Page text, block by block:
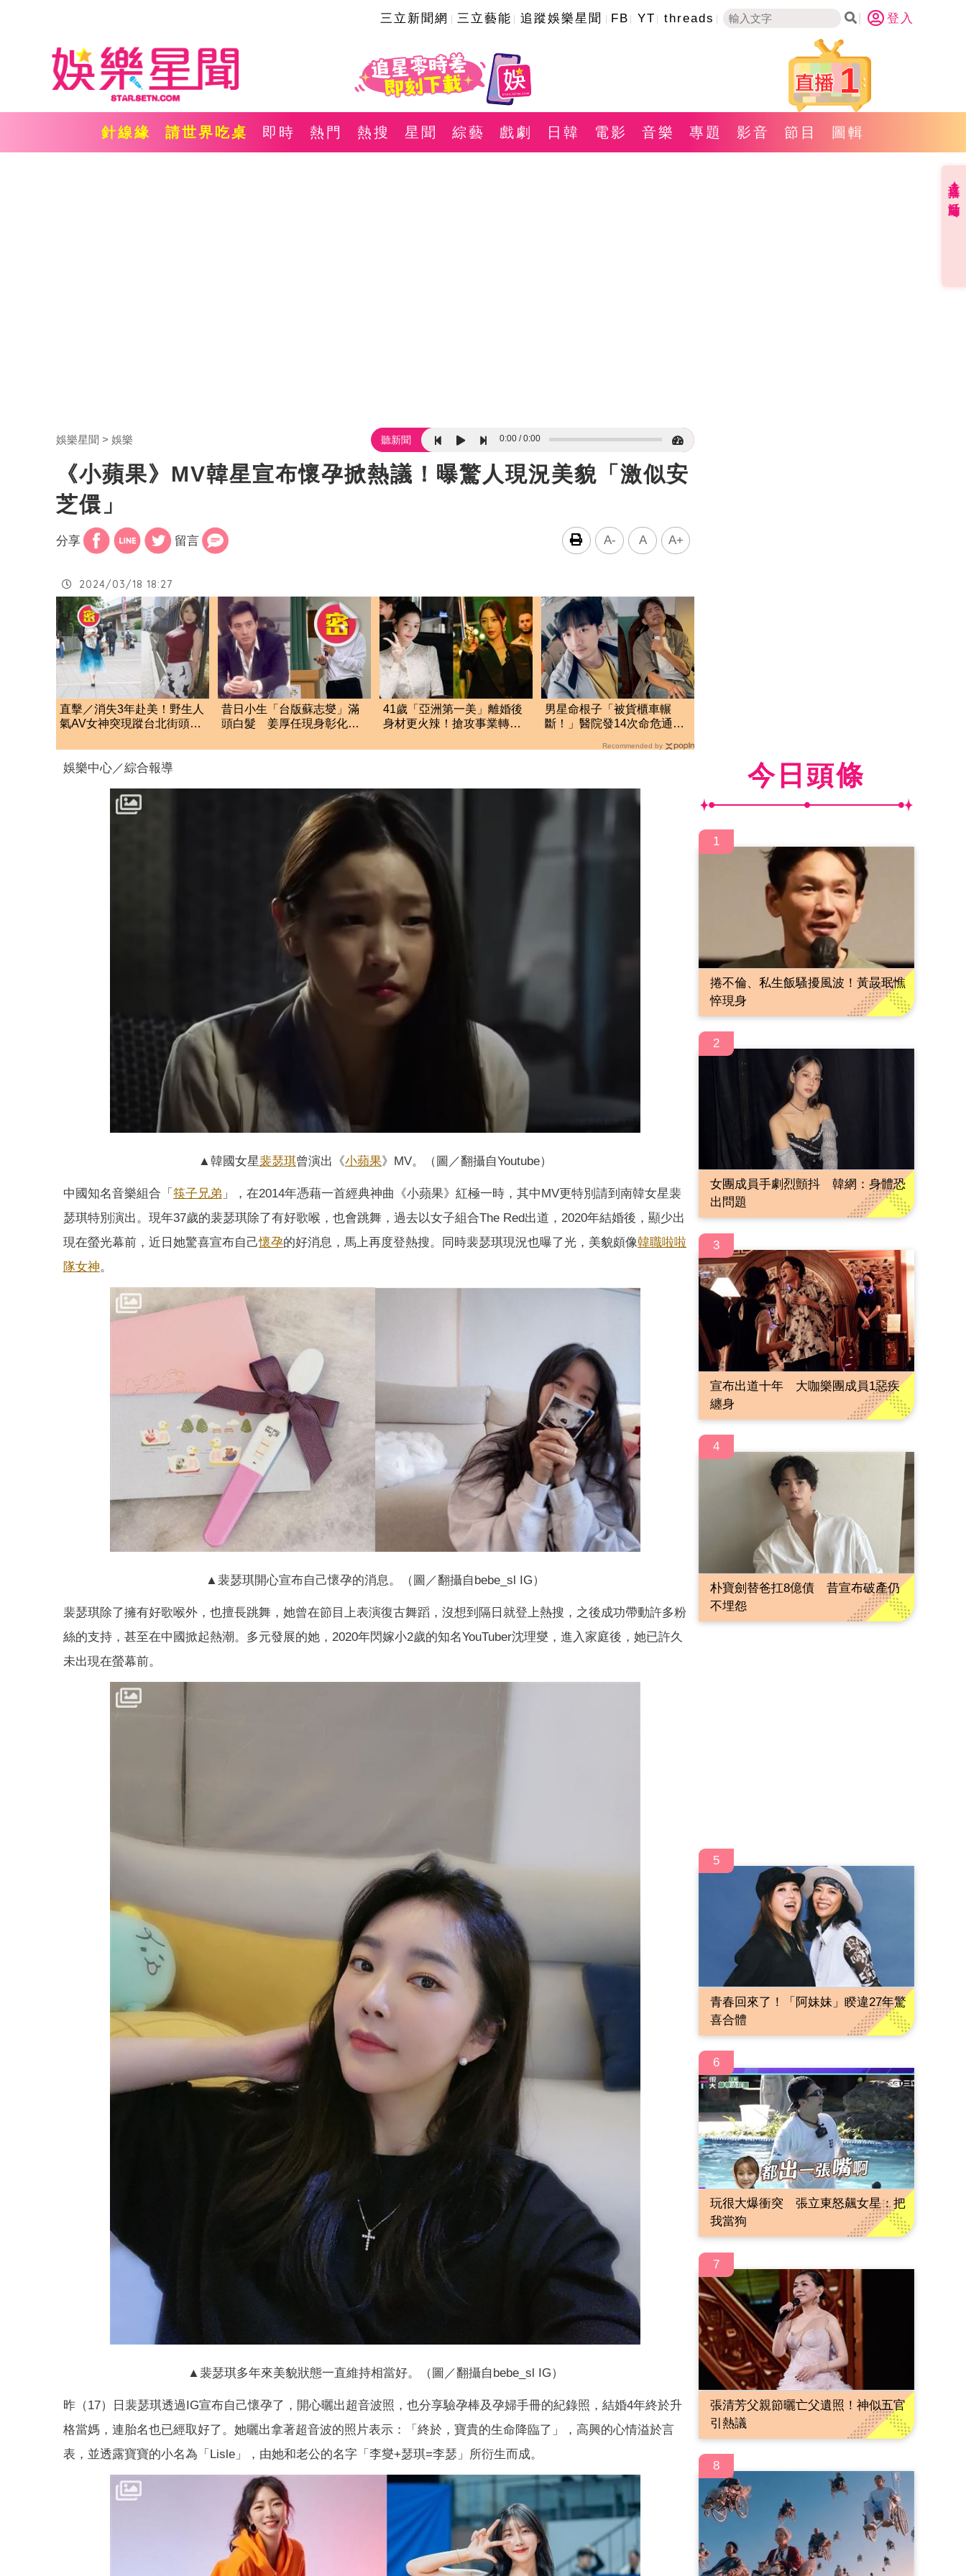
三立新聞網 三立藝能 追蹤娛樂星聞 FB YT threads 登入
1
針線緣 請世界吃桌 即時 熱門 熱搜 星聞 綜藝 戲劇 日韓 電影 音樂 專題 影音 節目 圖輯
娛樂星聞 娛樂 聽新聞 0:00 0:00
《小蘋果》MV韓星宣布懷孕掀熱議！曝驚人現況美貌「激似安
芝儇」
分享 留言 A- A A+
2024/03/18 18:27
直擊／消失3年赴美！野生人
氣AV女神突現蹤台北街頭
昔日小生「台版蘇志燮」滿
頭白髮 姜厚任現身彰化地
41歲「亞洲第一美」離婚後
身材更火辣！搶攻事業轉戰
男星命根子「被貨櫃車輾
斷！」醫院發14次命危通
Recommended by
娛樂中心／綜合報導
▲韓國女星裴瑟琪曾演出《小蘋果》MV。（圖／翻攝自Youtube）
中國知名音樂組合「 筷子兄弟 」，在2014年憑藉一首經典神曲《小蘋果》紅極一時，其中MV更特別請到南韓女星裴
瑟琪特別演出。現年37歲的裴瑟琪除了有好歌喉，也會跳舞，過去以女子組合The Red出道，2020年結婚後，顯少出
現在螢光幕前，近日她驚喜宣布自己懷孕的好消息，馬上再度登熱搜。同時裴瑟琪現況也曝了光，美貌頗像韓職啦啦
隊女神。
▲裴瑟琪開心宣布自己懷孕的消息。（圖／翻攝自bebe_sl IG）
裴瑟琪除了擁有好歌喉外，也擅長跳舞，她曾在節目上表演復古舞蹈，沒想到隔日就登上熱搜，之後成功帶動許多粉
絲的支持，甚至在中國掀起熱潮。多元發展的她，2020年閃嫁小2歲的知名YouTuber沈理燮，進入家庭後，她已許久
未出現在螢幕前。
▲裴瑟琪多年來美貌狀態一直維持相當好。（圖／翻攝自bebe_sl IG）
昨（17）日裴瑟琪透過IG宣布自己懷孕了，開心曬出超音波照，也分享驗孕棒及孕婦手冊的紀錄照，結婚4年終於升
格當媽，連胎名也已經取好了。她曬出拿著超音波的照片表示：「終於，寶貴的生命降臨了」，高興的心情溢於言
表，並透露寶寶的小名為「Lisle」，由她和老公的名字「李燮+瑟琪=李瑟」所衍生而成。
今日頭條
1
捲不倫、私生飯騷擾風波！黃晸珉憔
悴現身
2
女團成員手劇烈顫抖 韓網：身體恐
出問題
3
宣布出道十年 大咖樂團成員1惡疾
纏身
4
朴寶劍替爸扛8億債 昔宣布破產仍
不埋怨
5
青春回來了！「阿妹妹」睽違27年驚
喜合體
6
玩很大爆衝突 張立東怒飆女星：把
我當狗
7
張清芳父親節曬亡父遺照！神似五官
引熱議
8
直播✦活動